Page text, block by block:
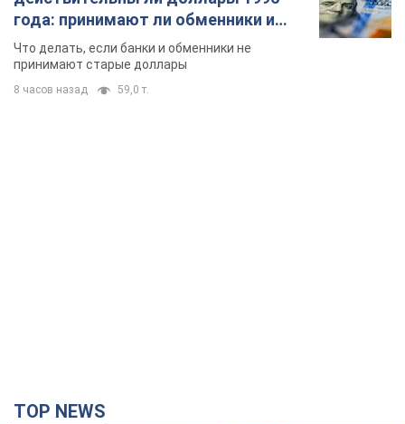
года: принимают ли обменники и
банки такие купюры
Что делать, если банки и обменники не
принимают старые доллары
8 часов назад 59,0 т.
TOP NEWS